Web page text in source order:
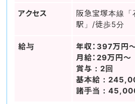
アクセス
阪急宝塚本線
駅」/徒歩5分
給与
年収：397万円
月給：29万円～
賞与：2回
基本給：
諸手当：